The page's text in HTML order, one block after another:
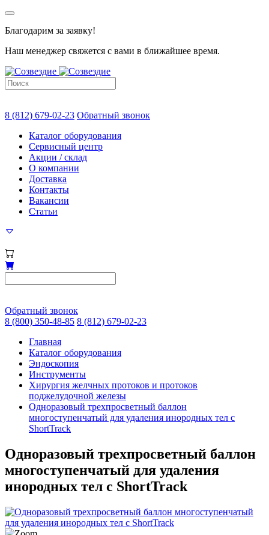
Благодарим за заявку!
Наш менеджер свяжется с вами в ближайшее время.
8 (812) 679-02-23 Обратный звонок
Каталог оборудования
Сервисный центр
Акции / склад
О компании
Доставка
Контакты
Вакансии
Статьи
Обратный звонок
8 (800) 350-48-85 8 (812) 679-02-23
Главная
Каталог оборудования
Эндоскопия
Инструменты
Хирургия желчных протоков и протоков
поджелудочной железы
Одноразовый трехпросветный баллон
многоступенчатый для удаления инородных тел с
ShortTrack
Одноразовый трехпросветный баллон
многоступенчатый для удаления
инородных тел с ShortTrack